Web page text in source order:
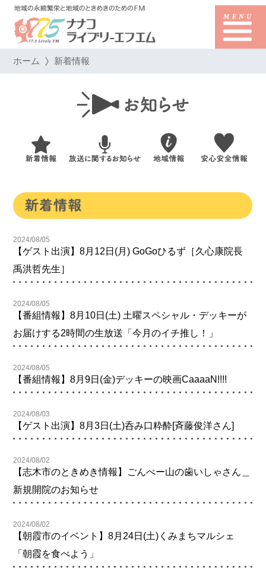
ホーム 新着情報
2024/08/05
【ゲスト出演】8月12日(月) GoGoひるず［久心康院長
禹洪哲先生］
2024/08/05
【番組情報】8月10日(土) 土曜スペシャル・デッキーが
お届けする2時間の生放送「今月のイチ推し！」
2024/08/05
【番組情報】8月9日(金)デッキーの映画CaaaaN!!!!
2024/08/03
【ゲスト出演】8月3日(土)呑み口粋酔[斉藤俊洋さん]
2024/08/02
【志木市のときめき情報】ごんべー山の歯いしゃさん＿
新規開院のお知らせ
2024/08/02
【朝霞市のイベント】8月24日(土)くみまちマルシェ
「朝霞を食べよう」